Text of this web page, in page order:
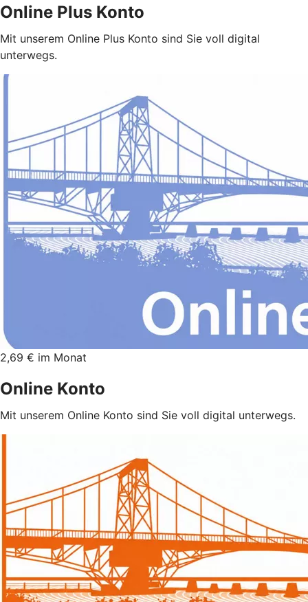
Online Plus Konto
Mit unserem Online Plus Konto sind Sie voll digital
unterwegs.
2,69 € im Monat
Online Konto
Mit unserem Online Konto sind Sie voll digital unterwegs.